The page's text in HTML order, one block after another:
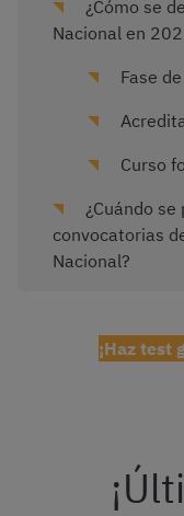
¿Cómo se
Nacional en
Fase
Curso
¿Cuándo
convocatorias
Nacional?
¡Haz test